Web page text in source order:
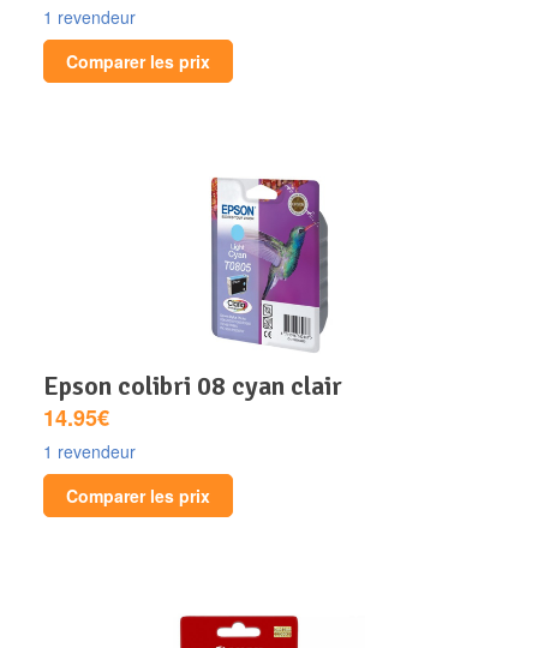
1 revendeur
Comparer les prix
epson colibri 08 cyan clair
14.95€
1 revendeur
Comparer les prix